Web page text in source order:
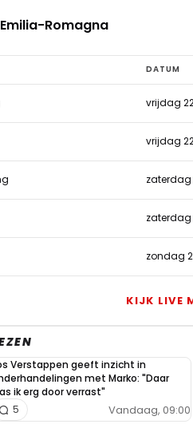
Emilia-Romagna
DATUM
vrijdag
vrijdag
zaterdag
zaterdag
zondag
KIJK LIVE
Verstappen geeft inzicht in
met Marko: "Daar
ik erg door verrast"
Vandaag, 09:00
5